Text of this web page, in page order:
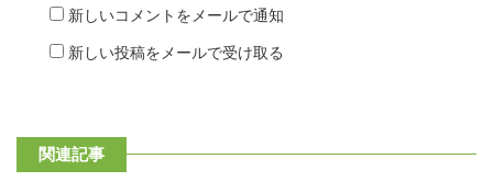
新しいコメントをメールで通知
新しい投稿をメールで受け取る
関連記事